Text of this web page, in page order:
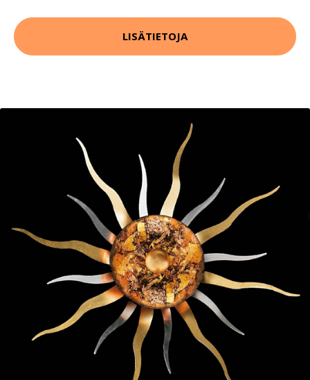
LISÄTIETOJA